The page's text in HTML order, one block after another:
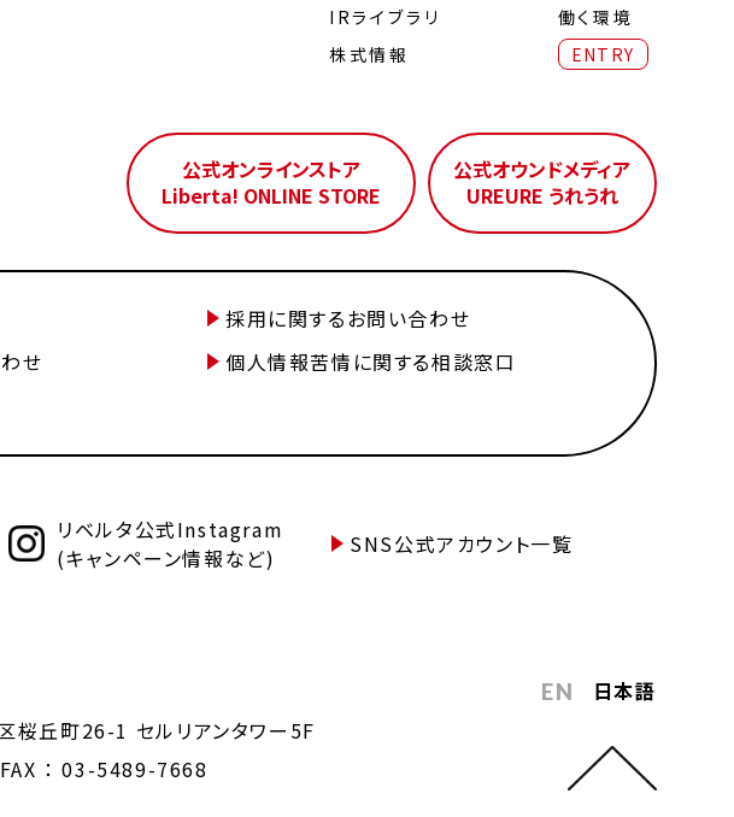
IRライブラリ
株式情報
働く環境
ENTRY
公式オンラインストア
Liberta! ONLINE STORE
公式オウンドメディア
UREURE うれうれ
採用に関するお問い合わせ
せ
個人情報苦情に関する相談窓口
リベルタ公式Instagram
(キャンペーン情報など)
SNS公式アカウント一覧
EN 日本語
桜丘町26-1 セルリアンタワー5F
FAX ： 03-5489-7668